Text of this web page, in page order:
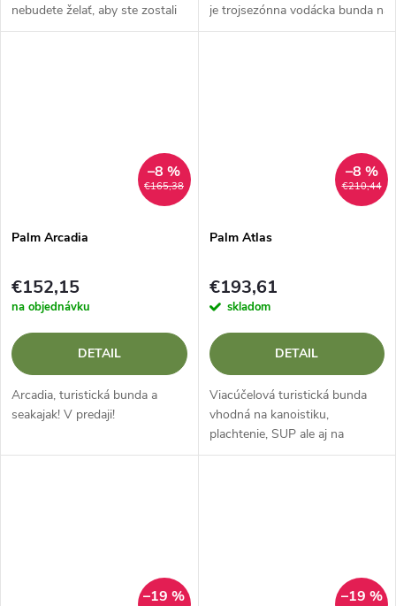
nebudete želať, aby ste zostali
trčať na gauči. Pokročilá
je trojsezónna vodácka bunda
pre pohodlie žien. Vodotesná,
€165,38
–8 %
Palm Arcadia
€152,15
na objednávku
DETAIL
Arcadia, turistická bunda a
seakajak! V predaji!
€210,44
–8 %
Palm Atlas
€193,61
skladom
DETAIL
Viacúčelová turistická bunda
vhodná na kanoistiku,
plachtenie, SUP ale aj na
cyklistiku.
–19 % –19 %